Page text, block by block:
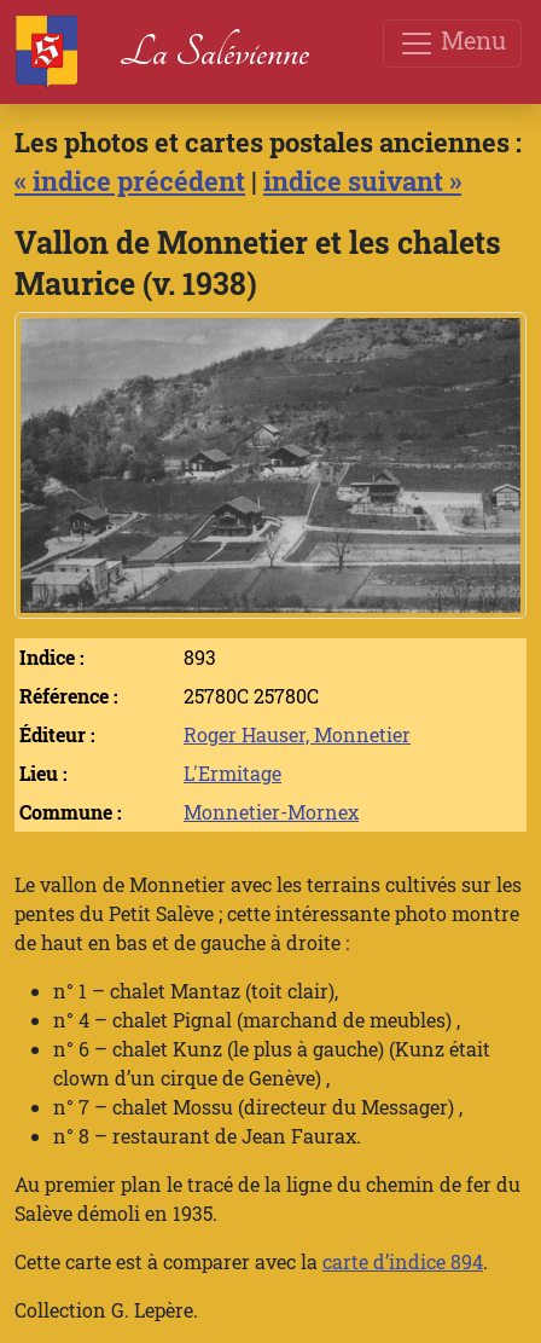
Menu
La Salévienne
Les photos et cartes postales anciennes :
« indice précédent | indice suivant »
Vallon de Monnetier et les chalets
Maurice (v. 1938)
Indice :
893
Référence :
25780C 25780C
Éditeur :
Roger Hauser, Monnetier
Lieu :
L'Ermitage
Commune :
Monnetier-Mornex
Le vallon de Monnetier avec les terrains cultivés sur les
pentes du Petit Salève ; cette intéressante photo montre
de haut en bas et de gauche à droite :
n° 1 – chalet Mantaz (toit clair),
n° 4 – chalet Pignal (marchand de meubles) ,
n° 6 – chalet Kunz (le plus à gauche) (Kunz était
clown d’un cirque de Genève) ,
n° 7 – chalet Mossu (directeur du Messager) ,
n° 8 – restaurant de Jean Faurax.
Au premier plan le tracé de la ligne du chemin de fer du
Salève démoli en 1935.
Cette carte est à comparer avec lacarte d’indice 894.
Collection G. Lepère.